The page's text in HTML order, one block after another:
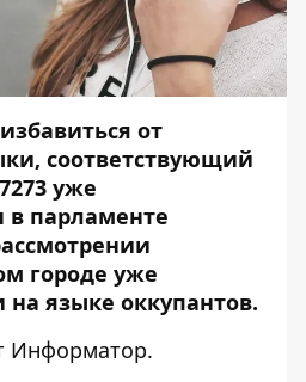
от
, соответствующий
уже
в парламенте
городе уже
языке оккупантов.
Информатор.